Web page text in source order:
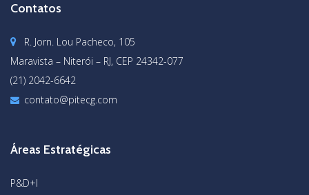
Contatos
R. Jorn. Lou Pacheco, 105
Maravista – Niterói – RJ, CEP 24342-077
(21) 2042-6642
contato@pitecg.com
Áreas Estratégicas
P&D+I